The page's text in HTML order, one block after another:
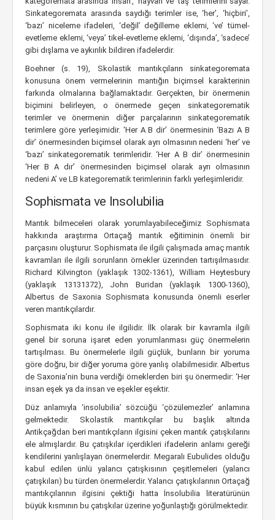
Sinkategoremata arasında saydığı terimler ise, ‘her’, ‘hiçbiri’,
‘bazı’ niceleme ifadeleri, ‘değil’ değilleme eklemi, ‘ve’ tümel-
evetleme eklemi, ‘veya’ tikel-evetleme eklemi, ‘dışında’, ‘sadece’
gibi dışlama ve aykırılık bildiren ifadelerdir.
Boehner (s. 19), Skolastik mantıkçıların sinkategoremata
konusuna önem vermelerinin mantığın biçimsel karakterinin
farkında olmalarına bağlamaktadır. Gerçekten, bir önermenin
biçimini belirleyen, o önermede geçen sinkategorematik
terimler ve önermenin diğer parçalarının sinkategorematik
terimlere göre yerleşimidir. ‘Her A B dir’ önermesinin ‘Bazı A B
dir’ önermesinden biçimsel olarak ayrı olmasının nedeni ‘her’ ve
‘bazı’ sinkategorematik terimleridir. ‘Her A B dir’ önermesinin
‘Her B A dır’ önermesinden biçimsel olarak ayrı olmasının
nedeni A’ ve LB kategorematik terimlerinin farklı yerleşimleridir.
Sophismata ve Insolubilia
Mantık bilmeceleri olarak yorumlayabileceğimiz Sophismata
hakkında araştırma Ortaçağ mantık eğitiminin önemli bir
parçasını oluşturur. Sophismata ile ilgili çalışmada amaç mantık
kavramları ile ilgili sorunların örnekler üzerinden tartışılmasıdır.
Richard Kilvington (yaklaşık 1302-1361), William Heytesbury
(yaklaşık 13131372), John Buridan (yaklaşık 1300-1360),
Albertus de Saxonia Sophismata konusunda önemli eserler
veren mantıkçılardır.
Sophismata iki konu ile ilgilidir. İlk olarak bir kavramla ilgili
genel bir soruna işaret eden yorumlanması güç önermelerin
tartışılması. Bu önermelerle ilgili güçlük, bunların bir yoruma
göre doğru, bir diğer yoruma göre yanlış olabilmesidir. Albertus
de Saxonia’nin buna verdiği örneklerden biri şu önermedir: ‘Her
insan eşek ya da insan ve eşekler eşektir.
Düz anlamıyla ‘insolubilia’ sözcüğü ‘çözülemezler’ anlamına
gelmektedir. Skolastik mantıkçılar bu başlık altında
Antikçağdan beri mantıkçıların ilgisini çeken mantık çatışkılarını
ele almışlardır. Bu çatışkılar içerdikleri ifadelerin anlamı gereği
kendilerini yanlışlayan önermelerdir. Megaralı Eubulides olduğu
kabul edilen ünlü yalancı çatışkısının çeşitlemeleri (yalancı
çatışkıları) bu türden önermelerdir. Yalancı çatışkılarının Ortaçağ
mantıkçılarının ilgisini çektiği hatta İnsolubilia literatürünün
büyük kısmının bu çatışkılar üzerine yoğunlaştığı görülmektedir.